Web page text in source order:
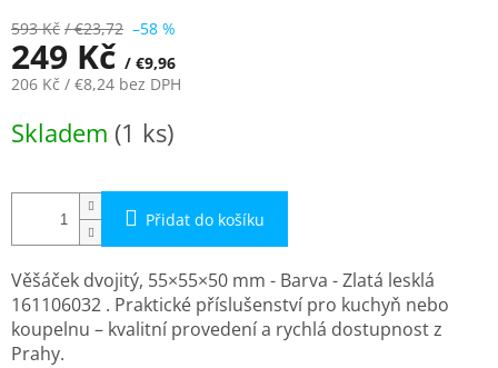
593 Kč / €23,72 –58 %
249 Kč / €9,96
206 Kč / €8,24 bez DPH
cena:
Skladem (1 ks)
Přidat do košíku
Věšáček dvojitý, 55×55×50 mm - Barva - Zlatá lesklá
161106032 . Praktické příslušenství pro kuchyň nebo
koupelnu – kvalitní provedení a rychlá dostupnost z
Prahy.